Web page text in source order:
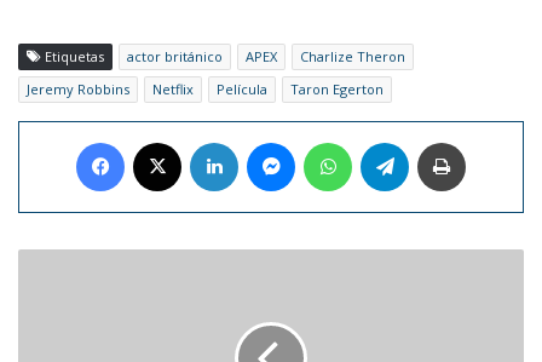
Etiquetas actor británico APEX
Charlize Theron
Jeremy Robbins
Netflix Película Taron Egerton
Facebook LinkedIn MessengerWhatsAppTelegram